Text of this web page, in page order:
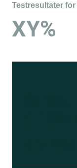
Testresultater
XY%